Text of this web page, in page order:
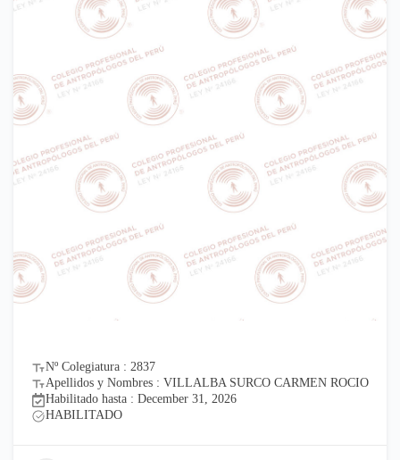
Nº Colegiatura : 2837
Apellidos y Nombres : VILLALBA SURCO CARMEN ROCIO
Habilitado hasta : December 31, 2026
HABILITADO